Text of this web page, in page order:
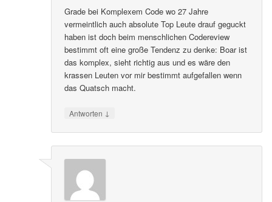
Grade bei Komplexem Code wo 27 Jahre
vermeintlich auch absolute Top Leute drauf geguckt
haben ist doch beim menschlichen Codereview
bestimmt oft eine große Tendenz zu denke: Boar ist
das komplex, sieht richtig aus und es wäre den
krassen Leuten vor mir bestimmt aufgefallen wenn
das Quatsch macht.
Antworten ↓